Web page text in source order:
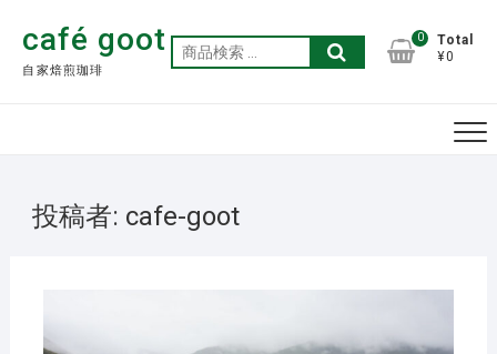
content
café goot
自家焙煎珈琲
索
0
Total
¥0
投稿者: cafe-goot